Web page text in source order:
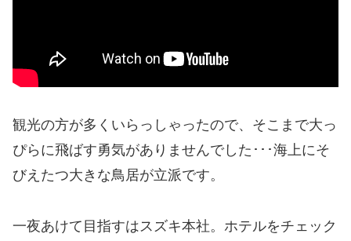
観光の方が多くいらっしゃったので、そこまで大っ
ぴらに飛ばす勇気がありませんでした･･･海上にそ
びえたつ大きな鳥居が立派です。
一夜あけて目指すはスズキ本社。ホテルをチェック